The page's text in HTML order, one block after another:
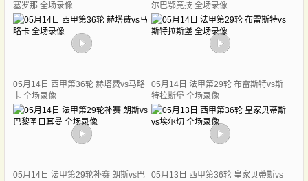
塞罗那 全场录像
尔巴鄂竞技 全场录像
05月14日 西甲第36轮 赫塔费vs马略
卡 全场录像
05月14日 法甲第29轮 布雷斯特vs斯
特拉斯堡 全场录像
05月14日 法甲第29轮补赛 朗斯vs巴
05月13日 西甲第36轮 皇家贝蒂斯vs